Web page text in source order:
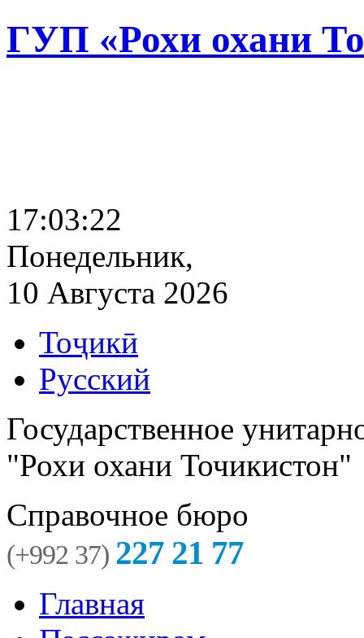
ГУП «Рохи охани
17:03:23
Понедельник,
10 Августа 2026
Тоҷикӣ
Русский
Государственное
"Рохи охани Точикистон"
Справочное бюро
(+992 37) 227 21 77
Главная